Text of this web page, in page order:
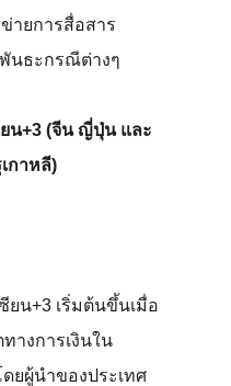
ายการสื่อสาร
นธะกรณีต่างๆ
น+3 (จีน ญี่ปุ่น และ
กาหลี)
ยน+3 เริ่มต้นขึ้นเมื่อ
างการเงินใน
ยผู้นำของประเทศ